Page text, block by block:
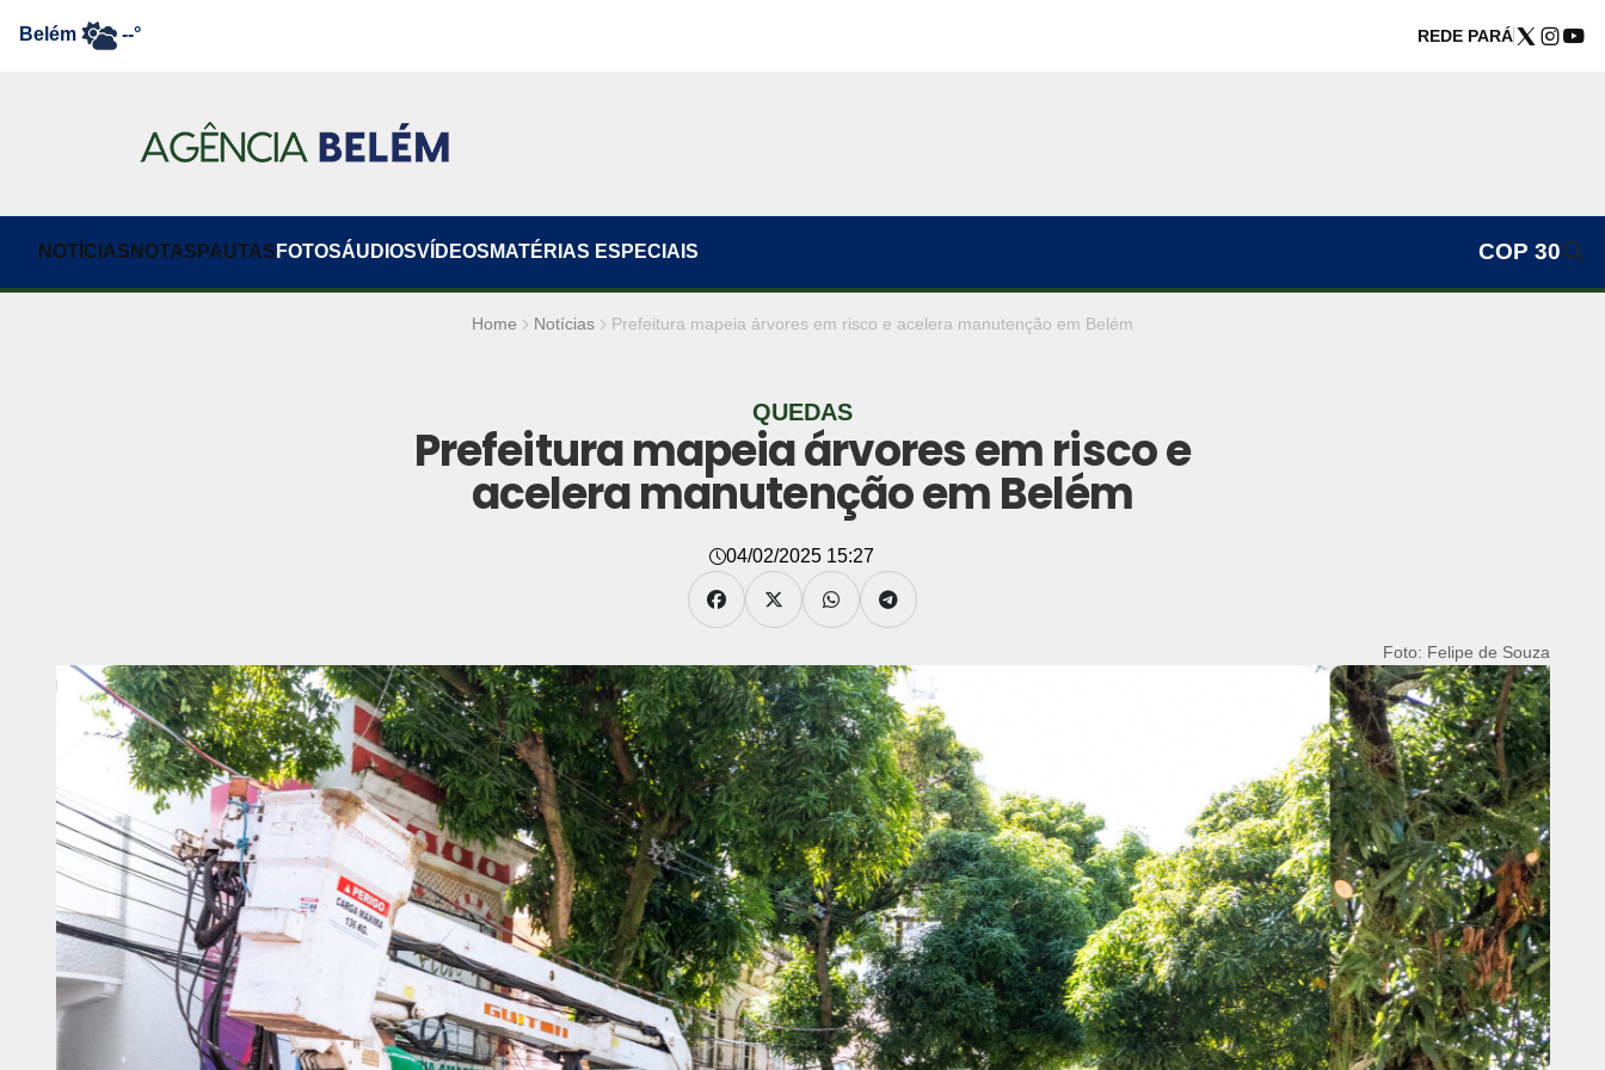
Belém --° REDE PARÁ
NOTÍCIAS NOTAS PAUTAS FOTOSÁUDIOSVÍDEOS MATÉRIAS ESPECIAIS COP 30
Home Notícias Prefeitura mapeia árvores em risco e acelera manutenção em Belém
QUEDAS
Prefeitura mapeia árvores em risco e
acelera manutenção em Belém
04/02/2025 15:27
Foto: Felipe de Souza